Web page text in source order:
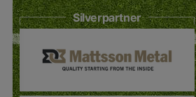
Silverpartner